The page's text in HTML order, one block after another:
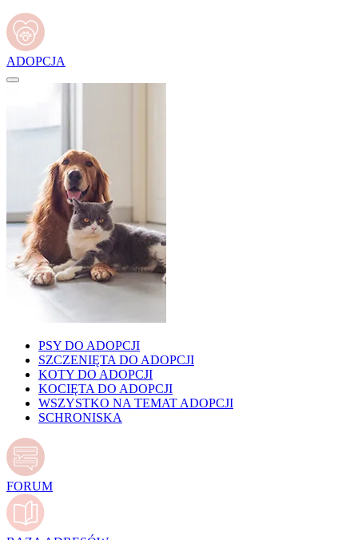
ADOPCJA
PSY DO ADOPCJI
SZCZENIĘTA DO ADOPCJI
KOTY DO ADOPCJI
KOCIĘTA DO ADOPCJI
WSZYSTKO NA TEMAT ADOPCJI
SCHRONISKA
FORUM